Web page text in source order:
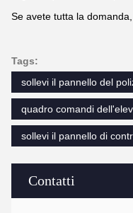
Contatti
Se avete tutta la
Tags:
sollevi il pannello del
quadro comandi
sollevi il pannello di